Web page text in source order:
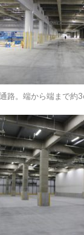
路。端から端まで約